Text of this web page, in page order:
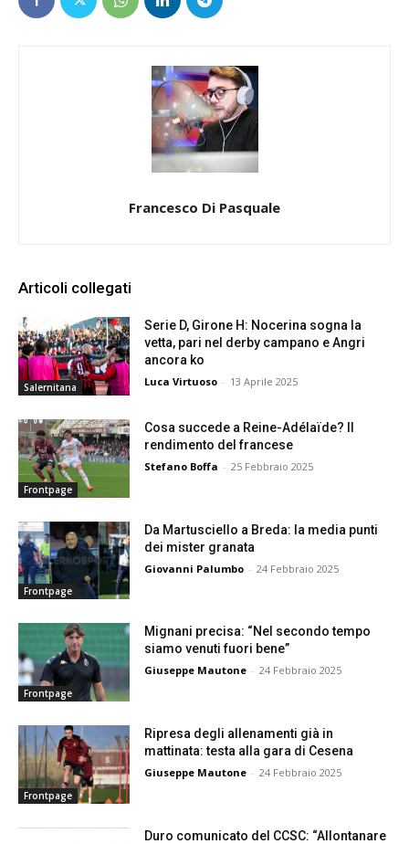
Francesco Di Pasquale
Articoli collegati
Salernitana
Serie D, Girone H: Nocerina sogna la
vetta, pari nel derby campano e Angri
ancora ko
Luca Virtuoso - 13 Aprile 2025
Frontpage
Cosa succede a Reine-Adélaïde? Il
rendimento del francese
Stefano Boffa - 25 Febbraio 2025
Frontpage
Da Martusciello a Breda: la media punti
dei mister granata
Giovanni Palumbo - 24 Febbraio 2025
Frontpage
Mignani precisa: “Nel secondo tempo
siamo venuti fuori bene”
Giuseppe Mautone - 24 Febbraio 2025
Frontpage
Ripresa degli allenamenti già in
mattinata: testa alla gara di Cesena
Giuseppe Mautone - 24 Febbraio 2025
Duro comunicato del CCSC: “Allontanare